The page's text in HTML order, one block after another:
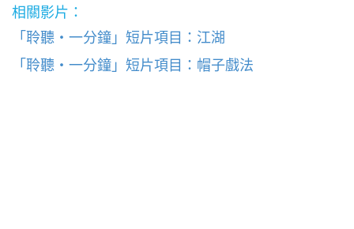
相關影片：
「聆聽・一分鐘」短片項目：江湖
「聆聽・一分鐘」短片項目：帽子戲法